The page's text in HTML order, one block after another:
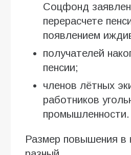
Соцфонд
перерасчете
появлением
получателей
пенсии;
членов лётных
работников
промышленности.
Размер повышения в